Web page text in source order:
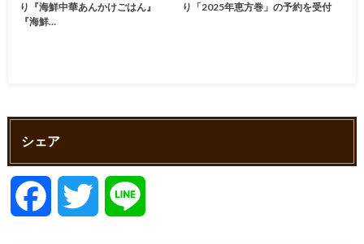
り『海鮮中華あんかけごはん』
『海鮮…
り「2025年恵方巻」の予約を受付
シェア